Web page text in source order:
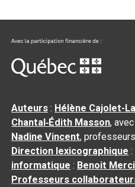
Auteurs : Hélène Cajolet-
Chantal‑Édith Masson,
Nadine Vincent,
Direction lexicographique :
informatique : Benoit
Professeurs